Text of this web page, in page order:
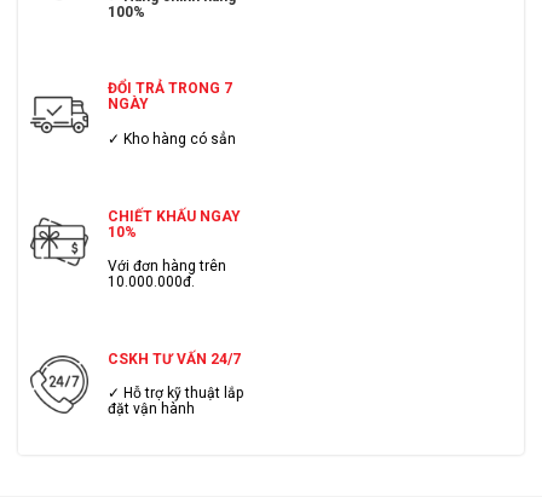
100%
ĐỔI TRẢ TRONG 7
NGÀY
✓ Kho hàng có sẳn
CHIẾT KHẤU NGAY
10%
Với đơn hàng trên
10.000.000đ.
CSKH TƯ VẤN 24/7
✓ Hỗ trợ kỹ thuật lắp
đặt vận hành